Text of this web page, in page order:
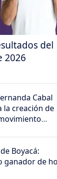
del
2026
Cabal
la creación de
Boyacá:
ganador de